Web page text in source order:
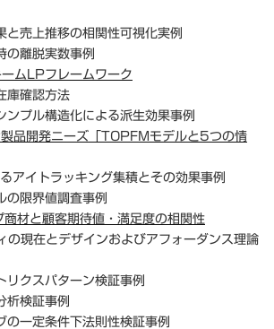
と売上推移の相関性可視化実例
の離脱実数事例
ムLPフレームワーク
庫確認方法
ンプル構造化による派生効果事例
製品開発ニーズ「TOPFMモデルと5つの情
アイトラッキング集積とその効果事例
の限界値調査事例
商材と顧客期待値・満足度の相関性
の現在とデザインおよびアフォーダンス理論
リクスパターン検証事例
析検証事例
の一定条件下法則性検証事例